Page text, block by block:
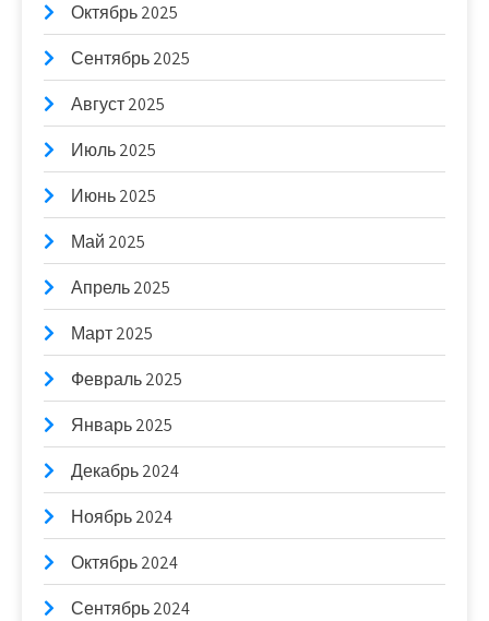
Октябрь 2025
Сентябрь 2025
Август 2025
Июль 2025
Июнь 2025
Май 2025
Апрель 2025
Март 2025
Февраль 2025
Январь 2025
Декабрь 2024
Ноябрь 2024
Октябрь 2024
Сентябрь 2024